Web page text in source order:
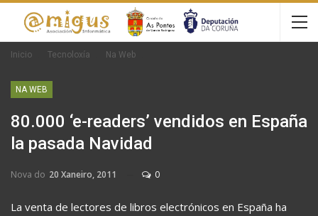
Inicio Tecnoloxía Na Web
NA WEB
80.000 ‘e-readers’ vendidos en España
la pasada Navidad
Nova do 20 Xaneiro, 2011 0
La venta de lectores de libros electrónicos en España ha